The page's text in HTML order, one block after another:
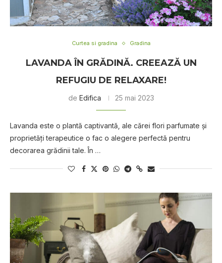
Curtea si gradina Gradina
LAVANDA ÎN GRĂDINĂ. CREEAZĂ UN
REFUGIU DE RELAXARE!
de Edifica 25 mai 2023
Lavanda este o plantă captivantă, ale cărei flori parfumate și
proprietăți terapeutice o fac o alegere perfectă pentru
decorarea grădinii tale. În …